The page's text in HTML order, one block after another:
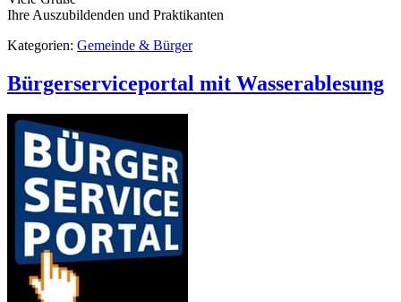
Ihre Auszubildenden und Praktikanten
Kategorien: Gemeinde & Bürger
Bürgerserviceportal mit Wasserablesung